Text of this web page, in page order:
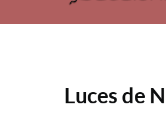
Luces de